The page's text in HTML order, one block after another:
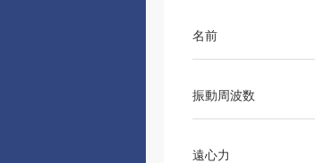
名前
振動周波数
遠心力